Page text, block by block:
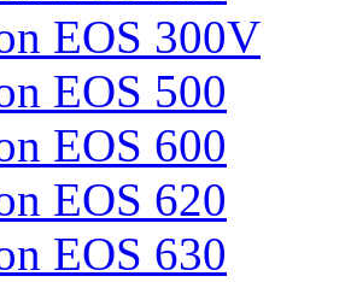
EOS 300V
EOS 500
EOS 600
EOS 620
EOS 630